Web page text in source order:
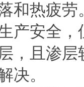
和热疲劳
产安全，
层，且渗
决。